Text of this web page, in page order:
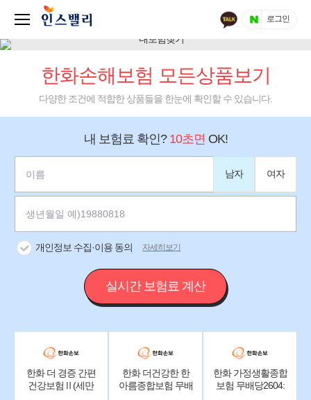
로그인
한화손해보험 모든상품보기
다양한 조건에 적합한 상품들을 한눈에 확인할 수 있습니다.
내 보험료 확인? 10초면 OK!
남자 여자
개인정보 수집·이용 동의 자세히보기
실시간 보험료 계산
한화 더 경증 간편
건강보험Ⅱ(세만
한화 더건강한 한
아름종합보험 무배
한화 가정생활종합
보험 무배당2604: